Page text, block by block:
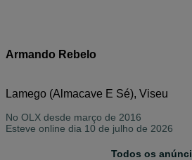
Armando Rebelo
Lamego (Almacave E Sé), Viseu
No OLX desde março de 2016
Esteve online dia 10 de julho de 2026
Todos os